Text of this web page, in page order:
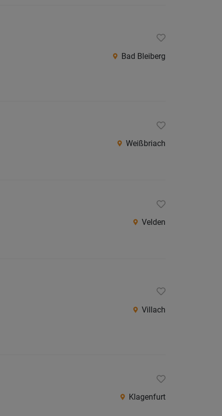
Bad Bleiberg
Weißbriach
Velden
Villach
Klagenfurt